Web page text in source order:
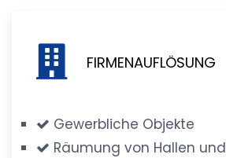
FIRMENAUFLÖSUNG
Gewerbliche Objekte
Räumung von Hallen und